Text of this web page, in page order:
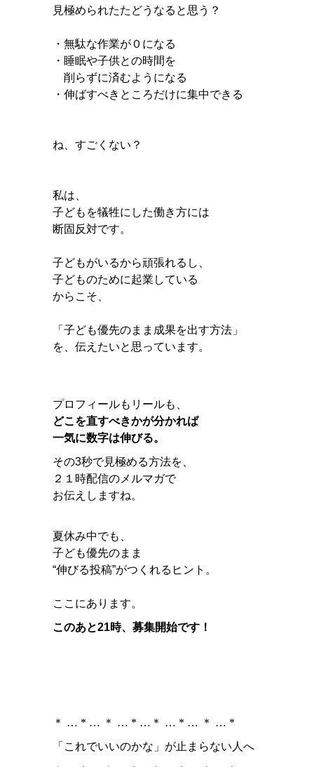
見極められたたどうなると思う？
・無駄な作業が０になる
・睡眠や子供との時間を
削らずに済むようになる
・伸ばすべきところだけに集中できる
ね、すごくない？
私は、
子どもを犠牲にした働き方には
断固反対です。
子どもがいるから頑張れるし、
子どものために起業している
からこそ、
「子ども優先のまま成果を出す方法」
を、伝えたいと思っています。
プロフィールもリールも、
どこを直すべきかが分かれば
一気に数字は伸びる。
その3秒で見極める方法を、
２１時配信のメルマガで
お伝えしますね。
夏休み中でも、
子ども優先のまま
“伸びる投稿”がつくれるヒント。
ここにあります。
このあと21時、募集開始です！
＊ … * … ＊ … * …＊ … * … ＊ … *
「これでいいのかな」が止まらない人へ